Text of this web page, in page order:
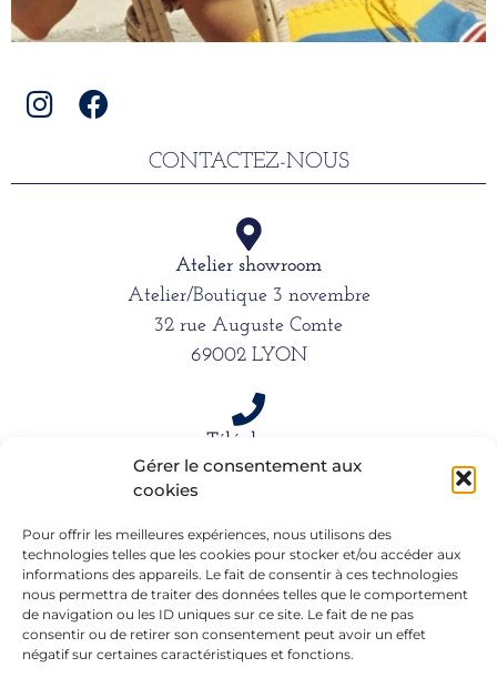
Gérer le consentement aux
cookies
Pour offrir les meilleures expériences, nous utilisons des
technologies telles que les cookies pour stocker et/ou accéder aux
informations des appareils. Le fait de consentir à ces technologies
nous permettra de traiter des données telles que le comportement
de navigation ou les ID uniques sur ce site. Le fait de ne pas
consentir ou de retirer son consentement peut avoir un effet
négatif sur certaines caractéristiques et fonctions.
CONTACTEZ-NOUS
Atelier showroom
Atelier/Boutique 3 novembre
32 rue Auguste Comte
69002 LYON
Téléphone
06 15 61 39 66
Mail
alexandra.dargentre@sfr.fr